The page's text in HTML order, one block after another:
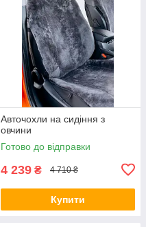
Авточохли на сидіння з
овчини
Готово до відправки
4 239 ₴ 4 710 ₴
Купити